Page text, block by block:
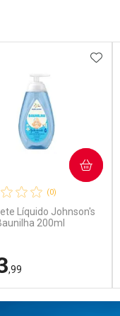
sem Desconto
sem Desconto
(0)
Líquido Johnson's
200ml
,99
COMPRAR